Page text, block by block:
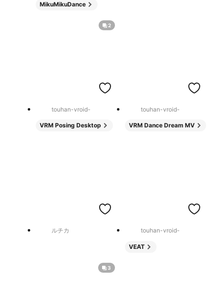
MikuMikuDance
2
touhan-vroid-
VRM Posing Desktop
touhan-vroid-
VRM Dance Dream MV
ルチカ touhan-vroid-
VEAT
3